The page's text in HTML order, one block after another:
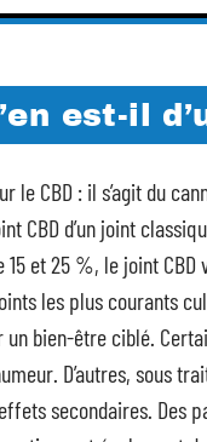
est-il
le CBD : il s’agit du
CBD d’un joint
et 25 %, le joint
les plus courants
un bien-être ciblé.
D’autres, sous
secondaires. Des